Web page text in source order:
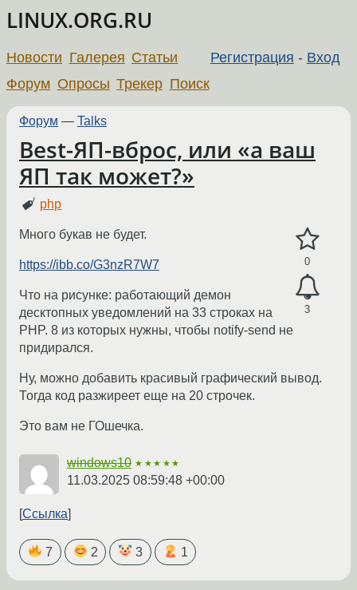
LINUX.ORG.RU
Регистрация - Вход
Новости Галерея Статьи
Форум Опросы Трекер Поиск
Форум — Talks
Best-ЯП-вброс, или «а ваш
ЯП так может?»
php
0
3
Много букав не будет.
https://ibb.co/G3nzR7W7
Что на рисунке: работающий демон
десктопных уведомлений на 33 строках на
PHP. 8 из которых нужны, чтобы notify-send не
придирался.
Ну, можно добавить красивый графический вывод.
Тогда код разжиреет еще на 20 строчек.
Это вам не ГОшечка.
windows10 ★★★★★
11.03.2025 08:59:48 +00:00
Ссылка
7 2 3 1